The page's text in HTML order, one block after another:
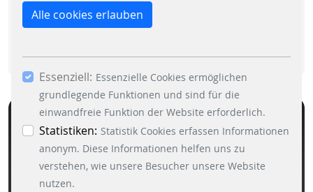
essenzielle Cookies erlauben“ lehnen Sie die
Verwendung anderer als der essenziell
Häkchen bei „Statistiken“ und „Marketing“ sowie
dem Button „Auswahl erlauben“, willigen Sie in
die Verwendung weiterer Cookies ein. Über den
Button „Accept all Cookies“ werden alle
Essenzielle-, Marketing- und Statistik-Cookies
akzeptiert. In der Datenschutzinformation
können Sie zu den einzelnen Cookies
differenzierte Informationen erhalten. Sie können
Alle cookies erlauben
Essenziell: Essenzielle Cookies ermöglichen
grundlegende Funktionen und sind für die
einwandfreie Funktion der Website erforderlich.
Statistiken: Statistik Cookies erfassen Informationen
anonym. Diese Informationen helfen uns zu
verstehen, wie unsere Besucher unsere Website
nutzen.